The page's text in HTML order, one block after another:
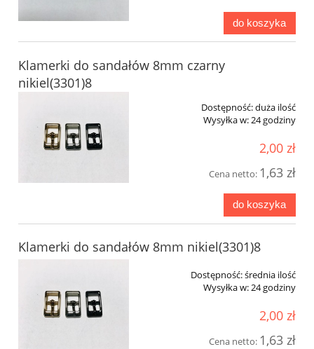
do koszyka
Klamerki do sandałów 8mm czarny
nikiel(3301)8
Dostępność:duża ilość
Wysyłka w:24 godziny
2,00 zł
Cena netto: 1,63 zł
do koszyka
Klamerki do sandałów 8mm nikiel(3301)8
Dostępność:średnia ilość
Wysyłka w:24 godziny
2,00 zł
Cena netto: 1,63 zł